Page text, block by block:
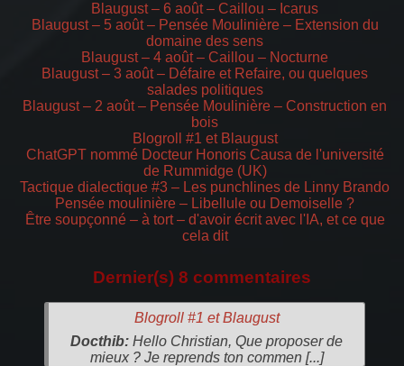
Blaugust – 6 août – Caillou – Icarus
Blaugust – 5 août – Pensée Moulinière – Extension du
domaine des sens
Blaugust – 4 août – Caillou – Nocturne
Blaugust – 3 août – Défaire et Refaire, ou quelques
salades politiques
Blaugust – 2 août – Pensée Moulinière – Construction en
bois
Blogroll #1 et Blaugust
ChatGPT nommé Docteur Honoris Causa de l'université
de Rummidge (UK)
Tactique dialectique #3 – Les punchlines de Linny Brando
Pensée moulinière – Libellule ou Demoiselle ?
Être soupçonné – à tort – d'avoir écrit avec l'IA, et ce que
cela dit
Dernier(s) 8 commentaires
Blogroll #1 et Blaugust
Docthib: Hello Christian, Que proposer de
mieux ? Je reprends ton commen [...]